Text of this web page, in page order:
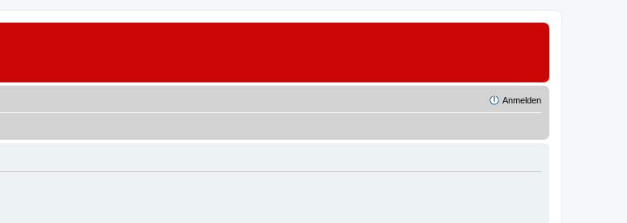
Anmelden